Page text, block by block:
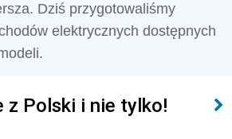
Dziś przygotowaliśmy
elektrycznych dostępnych
z Polski i nie tylko!